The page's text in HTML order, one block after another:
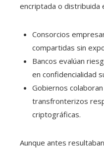
encriptada o distribuida
Consorcios
compartidas sin
Bancos evalúan
en confidencialidad
Gobiernos
transfronterizos
criptográficas.
Aunque antes